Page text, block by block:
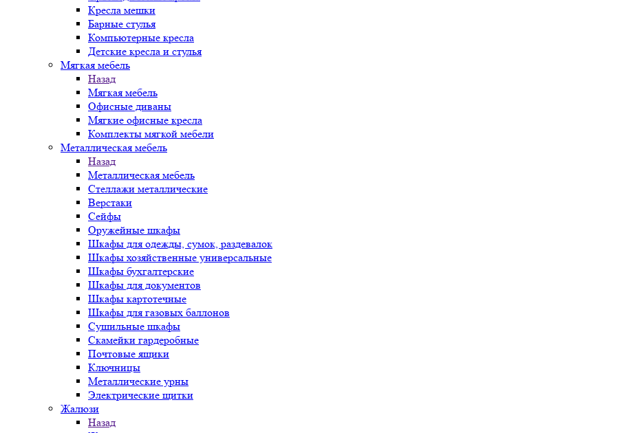
Кресла мешки
Барные стулья
Компьютерные кресла
Детские кресла и стулья
Мягкая мебель
Назад
Мягкая мебель
Офисные диваны
Мягкие офисные кресла
Комплекты мягкой мебели
Металлическая мебель
Назад
Металлическая мебель
Стеллажи металлические
Верстаки
Сейфы
Оружейные шкафы
Шкафы для одежды, сумок, раздевалок
Шкафы хозяйственные универсальные
Шкафы бухгалтерские
Шкафы для документов
Шкафы картотечные
Шкафы для газовых баллонов
Сушильные шкафы
Скамейки гардеробные
Почтовые ящики
Ключницы
Металлические урны
Электрические щитки
Жалюзи
Назад